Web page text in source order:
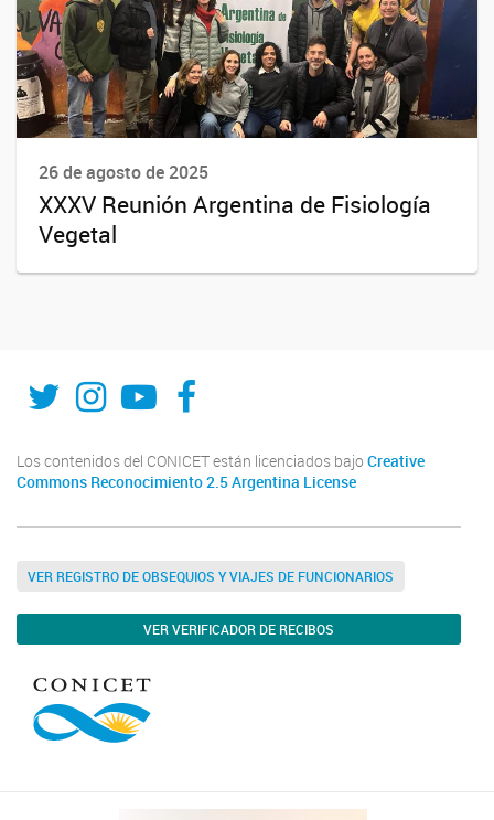
26 de agosto de 2025
XXXV Reunión Argentina de Fisiología
Vegetal
UDEAINTA-CIAPINTA-CIAPFacebook
Los contenidos del CONICET están licenciados bajo Creative
Commons Reconocimiento 2.5 Argentina License
VER REGISTRO DE OBSEQUIOS Y VIAJES DE FUNCIONARIOS
VER VERIFICADOR DE RECIBOS